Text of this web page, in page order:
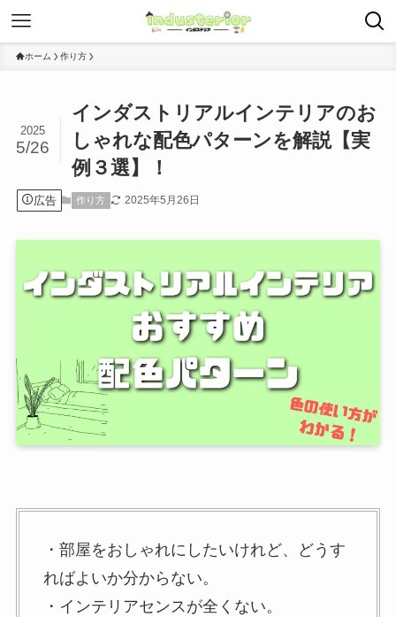
ホーム 作り方
インダストリアルインテリアのお
しゃれな配色パターンを解説【実
例３選】！
2025
5/26
広告 作り方 2025年5月26日
・部屋をおしゃれにしたいけれど、どうす
ればよいか分からない。
・インテリアセンスが全くない。